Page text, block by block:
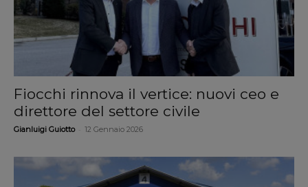
Fiocchi rinnova il vertice: nuovi ceo e
direttore del settore civile
Gianluigi Guiotto 12 Gennaio 2026